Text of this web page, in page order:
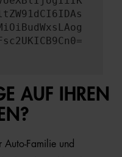
AUF IHREN
Auto-Familie und